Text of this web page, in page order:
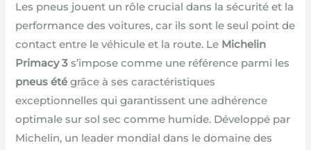
Les pneus jouent un rôle crucial dans la sécurité et la
performance des voitures, car ils sont le seul point de
contact entre le véhicule et la route. Le Michelin
Primacy 3 s’impose comme une référence parmi les
pneus été grâce à ses caractéristiques
exceptionnelles qui garantissent une adhérence
optimale sur sol sec comme humide. Développé par
Michelin, un leader mondial dans le domaine des